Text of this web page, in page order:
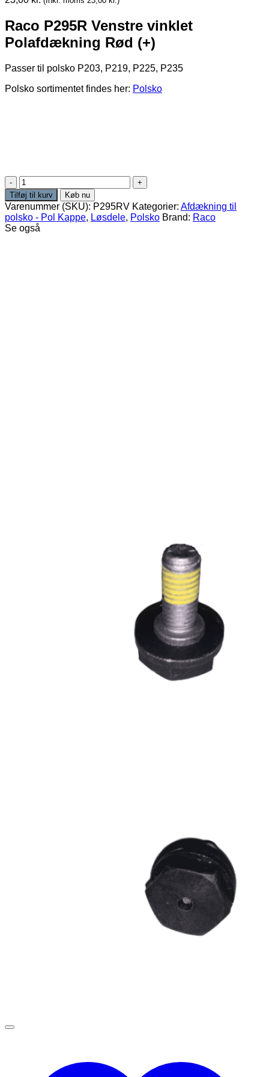
Raco P295R Venstre vinklet
Polafdækning Rød (+)
Passer til polsko P203, P219, P225, P235
Polsko sortimentet findes her: Polsko
Raco
P295R
Venstre
vinklet
Polafdækning
Rød
Tilføj til kurv Køb nu
Varenummer (SKU): P295RV Kategorier: Afdækning til
polsko - Pol Kappe, Løsdele, Polsko Brand: Raco
Se også